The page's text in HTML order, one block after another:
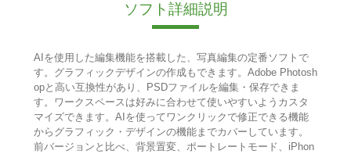
ソフト詳細説明
AIを使用した編集機能を搭載した、写真編集の定番ソフトで
す。グラフィックデザインの作成もできます。Adobe Photosh
opと高い互換性があり、PSDファイルを編集・保存できま
す。ワークスペースは好みに合わせて使いやすいようカスタ
マイズできます。AIを使ってワンクリックで修正できる機能
からグラフィック・デザインの機能までカバーしています。
前バージョンと比べ、背景置変、ポートレートモード、iPhon